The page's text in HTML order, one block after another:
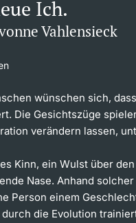
Ich.
Vahlensieck
wünschen sich,
Die Gesichtszüge
verändern lassen,
Kinn, ein Wulst über
Nase. Anhand
Person einem
die Evolution